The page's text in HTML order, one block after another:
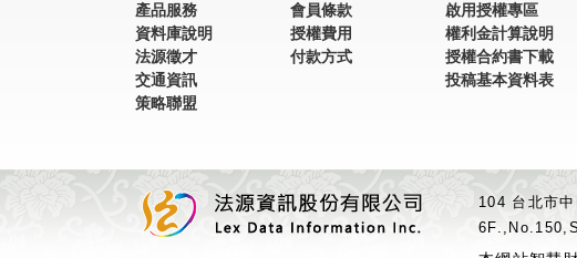
產品服務
資料庫說明
法源徵才
交通資訊
策略聯盟
會員條款
授權費用
付款方式
啟用授權專區
權利金計算說明
授權合約書下載
投稿基本資料表
104 台北市